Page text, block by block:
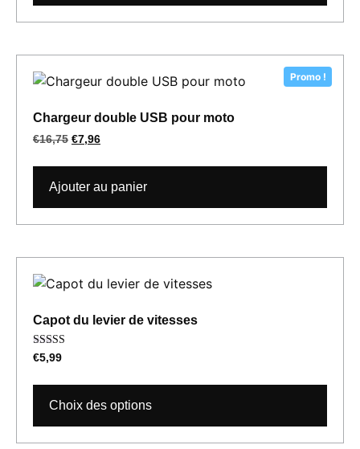
Promo !
Chargeur double USB pour moto
€16,75 €7,96
Ajouter au panier
Capot du levier de vitesses
Note
5.00
€5,99
Choix des options